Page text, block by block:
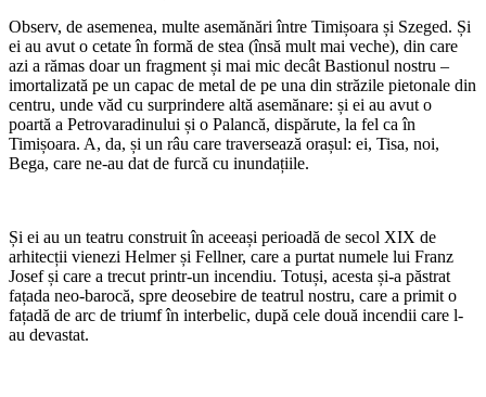
Observ, de asemenea, multe asemănări între Timișoara și Szeged. Și
ei au avut o cetate în formă de stea (însă mult mai veche), din care
azi a rămas doar un fragment și mai mic decât Bastionul nostru –
imortalizată pe un capac de metal de pe una din străzile pietonale din
centru, unde văd cu surprindere altă asemănare: și ei au avut o
poartă a Petrovaradinului și o Palancă, dispărute, la fel ca în
Timișoara. A, da, și un râu care traversează orașul: ei, Tisa, noi,
Bega, care ne-au dat de furcă cu inundațiile.
Și ei au un teatru construit în aceeași perioadă de secol XIX de
arhitecții vienezi Helmer și Fellner, care a purtat numele lui Franz
Josef și care a trecut printr-un incendiu. Totuși, acesta și-a păstrat
fațada neo-barocă, spre deosebire de teatrul nostru, care a primit o
fațadă de arc de triumf în interbelic, după cele două incendii care l-
au devastat.